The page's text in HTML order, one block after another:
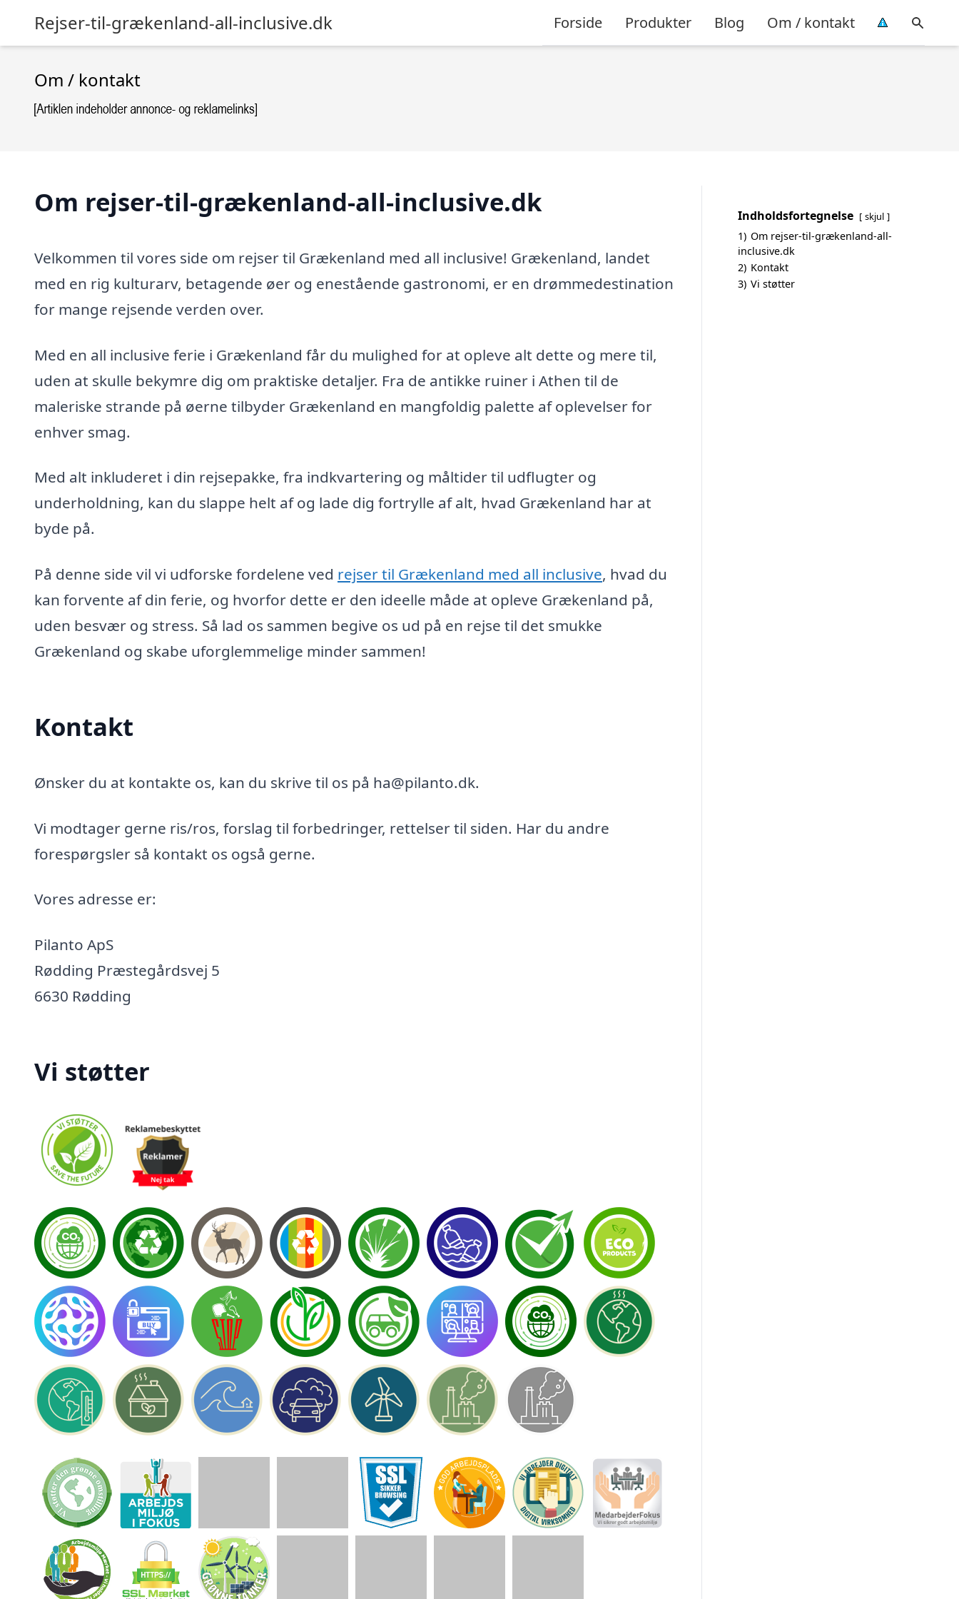
Rejser-til-grækenland-all-inclusive.dk Forside Produkter Blog Om / kontakt
Om / kontakt
Om rejser-til-grækenland-all-inclusive.dk
Velkommen til vores side om rejser til Grækenland med all inclusive! Grækenland, landet
med en rig kulturarv, betagende øer og enestående gastronomi, er en drømmedestination
for mange rejsende verden over.
Med en all inclusive ferie i Grækenland får du mulighed for at opleve alt dette og mere til,
uden at skulle bekymre dig om praktiske detaljer. Fra de antikke ruiner i Athen til de
maleriske strande på øerne tilbyder Grækenland en mangfoldig palette af oplevelser for
enhver smag.
Med alt inkluderet i din rejsepakke, fra indkvartering og måltider til udflugter og
underholdning, kan du slappe helt af og lade dig fortrylle af alt, hvad Grækenland har at
byde på.
På denne side vil vi udforske fordelene ved rejser til Grækenland med all inclusive, hvad du
kan forvente af din ferie, og hvorfor dette er den ideelle måde at opleve Grækenland på,
uden besvær og stress. Så lad os sammen begive os ud på en rejse til det smukke
Grækenland og skabe uforglemmelige minder sammen!
Kontakt
Ønsker du at kontakte os, kan du skrive til os på ha@pilanto.dk.
Vi modtager gerne ris/ros, forslag til forbedringer, rettelser til siden. Har du andre
forespørgsler så kontakt os også gerne.
Vores adresse er:
Pilanto ApS
Rødding Præstegårdsvej 5
6630 Rødding
Vi støtter
Indholdsfortegnelse skjul
1) Om rejser-til-grækenland-all-
inclusive.dk
2) Kontakt
3) Vi støtter